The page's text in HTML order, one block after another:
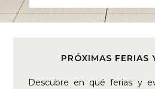
PRÓXIMAS FERIAS
Descubre en qué ferias y